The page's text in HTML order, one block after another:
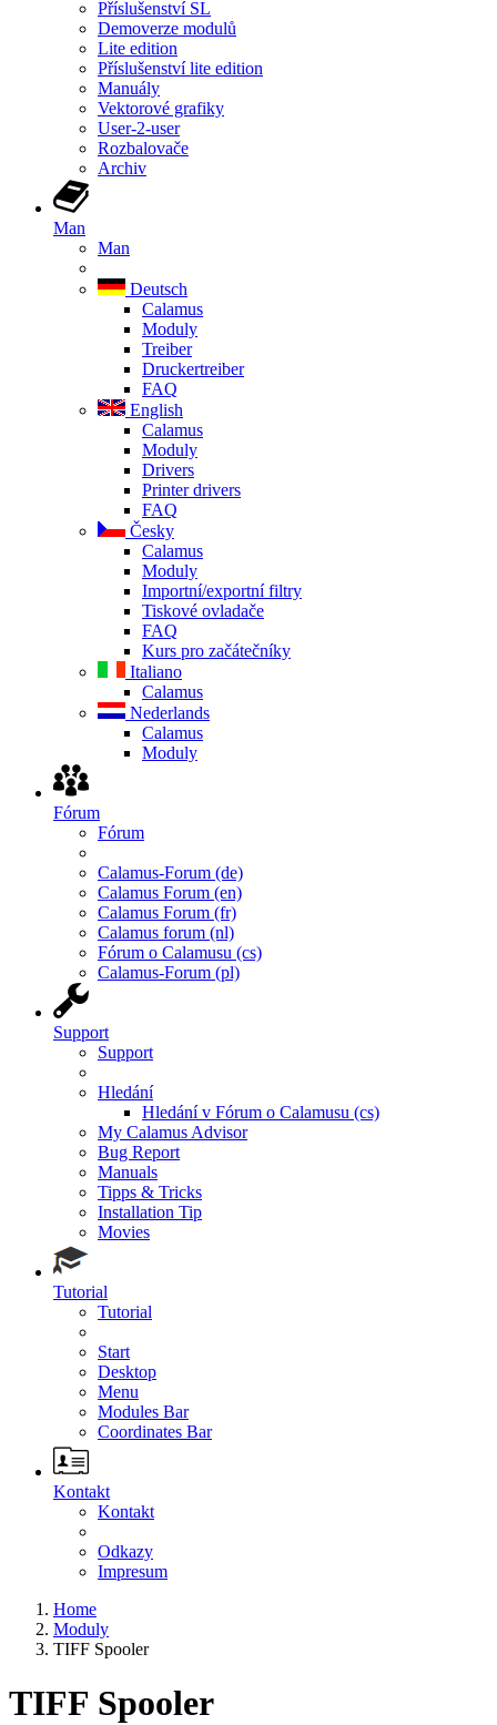
Příslušenství SL
Demoverze modulů
Lite edition
Příslušenství lite edition
Manuály
Vektorové grafiky
User-2-user
Rozbalovače
Archiv
Man
Man
Deutsch
Calamus
Moduly
Treiber
Druckertreiber
FAQ
English
Calamus
Moduly
Drivers
Printer drivers
FAQ
Česky
Calamus
Moduly
Importní/exportní filtry
Tiskové ovladače
FAQ
Kurs pro začátečníky
Italiano
Calamus
Nederlands
Calamus
Moduly
Fórum
Fórum
Calamus-Forum (de)
Calamus Forum (en)
Calamus Forum (fr)
Calamus forum (nl)
Fórum o Calamusu (cs)
Calamus-Forum (pl)
Support
Support
Hledání
Hledání v Fórum o Calamusu (cs)
My Calamus Advisor
Bug Report
Manuals
Tipps & Tricks
Installation Tip
Movies
Tutorial
Tutorial
Start
Desktop
Menu
Modules Bar
Coordinates Bar
Kontakt
Kontakt
Odkazy
Impresum
Home
Moduly
TIFF Spooler
TIFF Spooler